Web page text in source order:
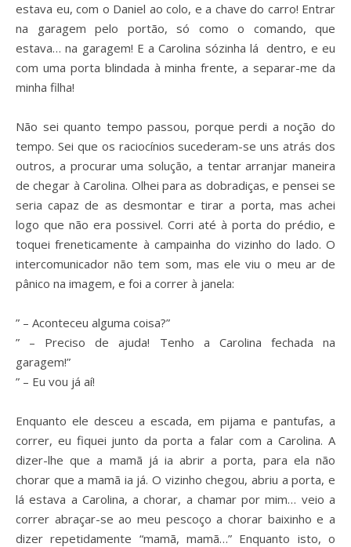
estava eu, com o Daniel ao colo, e a chave do carro! Entrar
na garagem pelo portão, só como o comando, que
estava… na garagem! E a Carolina sózinha lá dentro, e eu
com uma porta blindada à minha frente, a separar-me da
minha filha!
Não sei quanto tempo passou, porque perdi a noção do
tempo. Sei que os raciocínios sucederam-se uns atrás dos
outros, a procurar uma solução, a tentar arranjar maneira
de chegar à Carolina. Olhei para as dobradiças, e pensei se
seria capaz de as desmontar e tirar a porta, mas achei
logo que não era possivel. Corri até à porta do prédio, e
toquei freneticamente à campainha do vizinho do lado. O
intercomunicador não tem som, mas ele viu o meu ar de
pânico na imagem, e foi a correr à janela:
” – Aconteceu alguma coisa?”
” – Preciso de ajuda! Tenho a Carolina fechada na
garagem!”
” – Eu vou já aí!
Enquanto ele desceu a escada, em pijama e pantufas, a
correr, eu fiquei junto da porta a falar com a Carolina. A
dizer-lhe que a mamã já ia abrir a porta, para ela não
chorar que a mamã ia já. O vizinho chegou, abriu a porta, e
lá estava a Carolina, a chorar, a chamar por mim… veio a
correr abraçar-se ao meu pescoço a chorar baixinho e a
dizer repetidamente “mamã, mamã…” Enquanto isto, o